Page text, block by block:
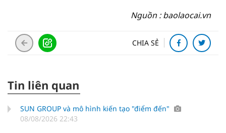
Nguồn : baolaocai.vn
CHIA SẺ
Tin liên quan
SUN GROUP và mô hình kiến tạo "điểm đến"
08/08/2026 22:43